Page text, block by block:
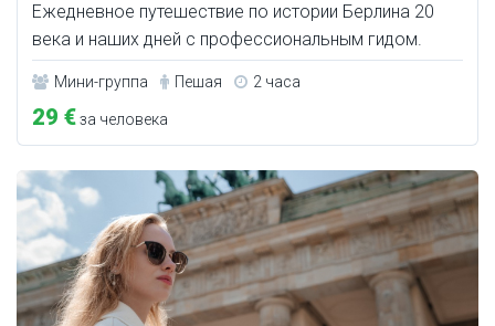
Ежедневное путешествие по истории Берлина 20
века и наших дней с профессиональным гидом.
Мини-группа Пешая 2 часа
29 €за человека